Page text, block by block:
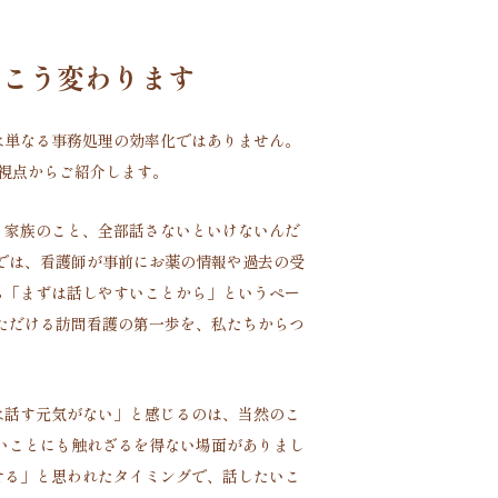
う変わります
なる事務処理の効率化ではありません。
からご紹介します。
族のこと、全部話さないといけないんだ
、看護師が事前にお薬の情報や過去の受
まずは話しやすいことから」というペー
ける訪問看護の第一歩を、私たちからつ
す元気がない」と感じるのは、当然のこ
とにも触れざるを得ない場面がありまし
」と思われたタイミングで、話したいこ